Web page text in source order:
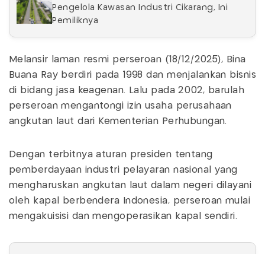
Pengelola Kawasan Industri Cikarang, Ini
Pemiliknya
Melansir laman resmi perseroan (18/12/2025), Bina
Buana Ray berdiri pada 1998 dan menjalankan bisnis
di bidang jasa keagenan. Lalu pada 2002, barulah
perseroan mengantongi izin usaha perusahaan
angkutan laut dari Kementerian Perhubungan.
Dengan terbitnya aturan presiden tentang
pemberdayaan industri pelayaran nasional yang
mengharuskan angkutan laut dalam negeri dilayani
oleh kapal berbendera Indonesia, perseroan mulai
mengakuisisi dan mengoperasikan kapal sendiri.